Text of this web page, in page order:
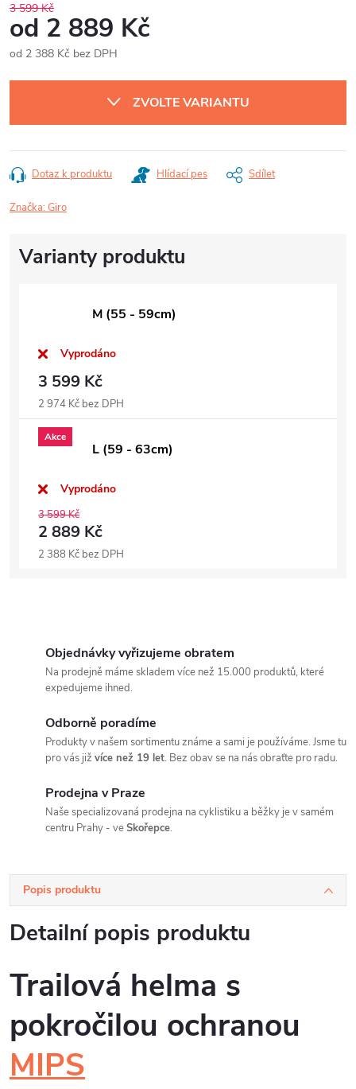
3 599 Kč
od 2 889 Kč
od 2 388 Kč bez DPH
cena:
ZVOLTE VARIANTU
Dotaz k produktu Hlídací pes Sdílet
Značka:Giro
M (55 - 59cm)
Vyprodáno
3 599 Kč
2 974 Kč bez DPH
Akce
L (59 - 63cm)
Vyprodáno
3 599 Kč
2 889 Kč
2 388 Kč bez DPH
Objednávky vyřizujeme obratem
Na prodejně máme skladem více než 15.000 produktů, které
expedujeme ihned.
Odborně poradíme
Produkty v našem sortimentu známe a sami je používáme. Jsme tu
pro vás již více než 19 let. Bez obav se na nás obraťte pro radu.
Prodejna v Praze
Naše specializovaná prodejna na cyklistiku a běžky je v samém
centru Prahy - veSkořepce.
Popis produktu
Detailní popis produktu
Trailová helma s
pokročilou ochranou
MIPS